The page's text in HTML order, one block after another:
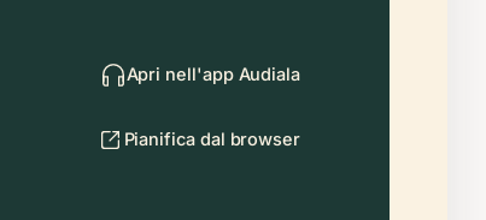
Apri nell'app Audiala
Pianifica dal browser